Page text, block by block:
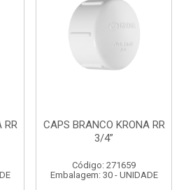
RR
CAPS BRANCO KRONA RR
3/4”
Código: 271659
Embalagem: 30 - UNIDADE